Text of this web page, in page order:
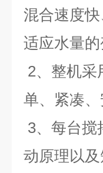
混合速度
适应水量
2、整机采
单、紧凑
3、每台搅
动原理以